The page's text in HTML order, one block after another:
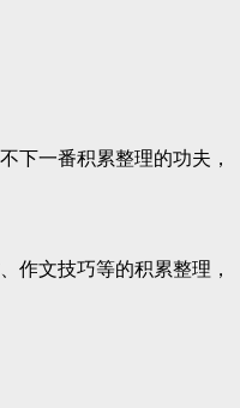
一番积累整理的功夫，
文技巧等的积累整理，